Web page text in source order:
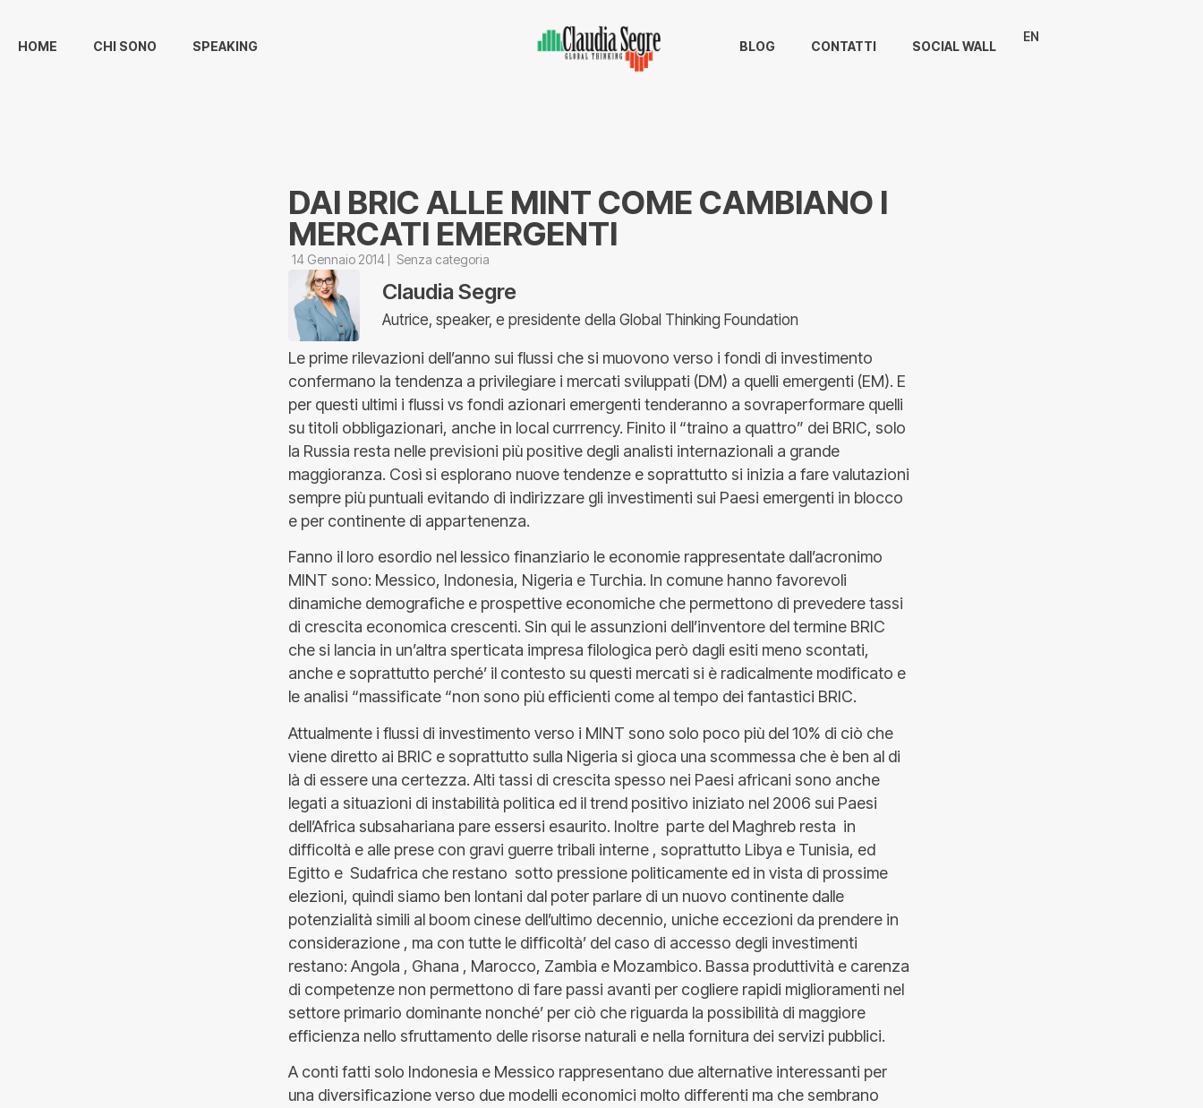
HOME CHI SONO SPEAKING BLOG CONTATTI SOCIAL WALL
EN
DAI BRIC ALLE MINT COME CAMBIANO I
MERCATI EMERGENTI
14 Gennaio 2014 Senza categoria
Claudia Segre
Autrice, speaker, e presidente della Global Thinking Foundation
Le prime rilevazioni dell’anno sui flussi che si muovono verso i fondi di investimento
confermano la tendenza a privilegiare i mercati sviluppati (DM) a quelli emergenti (EM). E
per questi ultimi i flussi vs fondi azionari emergenti tenderanno a sovraperformare quelli
su titoli obbligazionari, anche in local currrency. Finito il “traino a quattro” dei BRIC, solo
la Russia resta nelle previsioni più positive degli analisti internazionali a grande
maggioranza. Così si esplorano nuove tendenze e soprattutto si inizia a fare valutazioni
sempre più puntuali evitando di indirizzare gli investimenti sui Paesi emergenti in blocco
e per continente di appartenenza.
Fanno il loro esordio nel lessico finanziario le economie rappresentate dall’acronimo
MINT sono: Messico, Indonesia, Nigeria e Turchia. In comune hanno favorevoli
dinamiche demografiche e prospettive economiche che permettono di prevedere tassi
di crescita economica crescenti. Sin qui le assunzioni dell’inventore del termine BRIC
che si lancia in un’altra sperticata impresa filologica però dagli esiti meno scontati,
anche e soprattutto perché’ il contesto su questi mercati si è radicalmente modificato e
le analisi “massificate “non sono più efficienti come al tempo dei fantastici BRIC.
Attualmente i flussi di investimento verso i MINT sono solo poco più del 10% di ciò che
viene diretto ai BRIC e soprattutto sulla Nigeria si gioca una scommessa che è ben al di
là di essere una certezza. Alti tassi di crescita spesso nei Paesi africani sono anche
legati a situazioni di instabilità politica ed il trend positivo iniziato nel 2006 sui Paesi
dell’Africa subsahariana pare essersi esaurito. Inoltre parte del Maghreb resta in
difficoltà e alle prese con gravi guerre tribali interne , soprattutto Libya e Tunisia, ed
Egitto e Sudafrica che restano sotto pressione politicamente ed in vista di prossime
elezioni, quindi siamo ben lontani dal poter parlare di un nuovo continente dalle
potenzialità simili al boom cinese dell’ultimo decennio, uniche eccezioni da prendere in
considerazione , ma con tutte le difficoltà’ del caso di accesso degli investimenti
restano: Angola , Ghana , Marocco, Zambia e Mozambico. Bassa produttività e carenza
di competenze non permettono di fare passi avanti per cogliere rapidi miglioramenti nel
settore primario dominante nonché’ per ciò che riguarda la possibilità di maggiore
efficienza nello sfruttamento delle risorse naturali e nella fornitura dei servizi pubblici.
A conti fatti solo Indonesia e Messico rappresentano due alternative interessanti per
una diversificazione verso due modelli economici molto differenti ma che sembrano